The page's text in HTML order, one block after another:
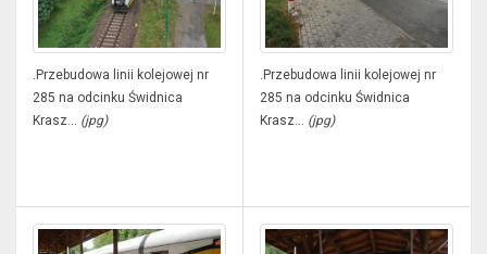
.Przebudowa linii kolejowej nr
285 na odcinku Świdnica
Krasz... (jpg)
.Przebudowa linii kolejowej nr
285 na odcinku Świdnica
Krasz... (jpg)